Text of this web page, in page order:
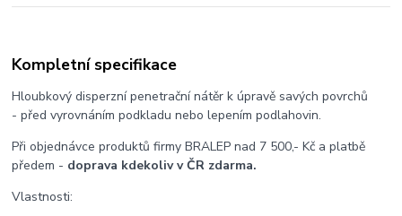
Kompletní specifikace
Hloubkový disperzní penetrační nátěr k úpravě savých povrchů
- před vyrovnáním podkladu nebo lepením podlahovin.
Při objednávce produktů firmy BRALEP nad 7 500,- Kč a platbě
předem - doprava kdekoliv v ČR zdarma.
Vlastnosti: